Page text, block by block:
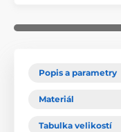
Popis a parametry
Materiál
Tabulka velikostí